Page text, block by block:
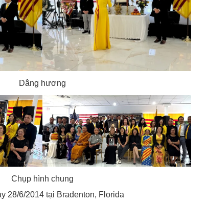
Dâng hương
Chụp hình chung
28/6/2014 tại Bradenton, Florida